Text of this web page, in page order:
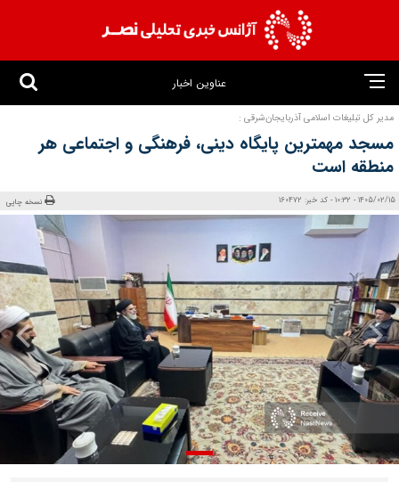
عناوین اخبار
مدیر کل تبلیغات اسلامی آذربایجان‌شرقی :
مسجد مهمترین پایگاه دینی، فرهنگی و اجتماعی هر
منطقه است
1405/02/15 - 10:32 - کد خبر: 160472 نسخه چاپی